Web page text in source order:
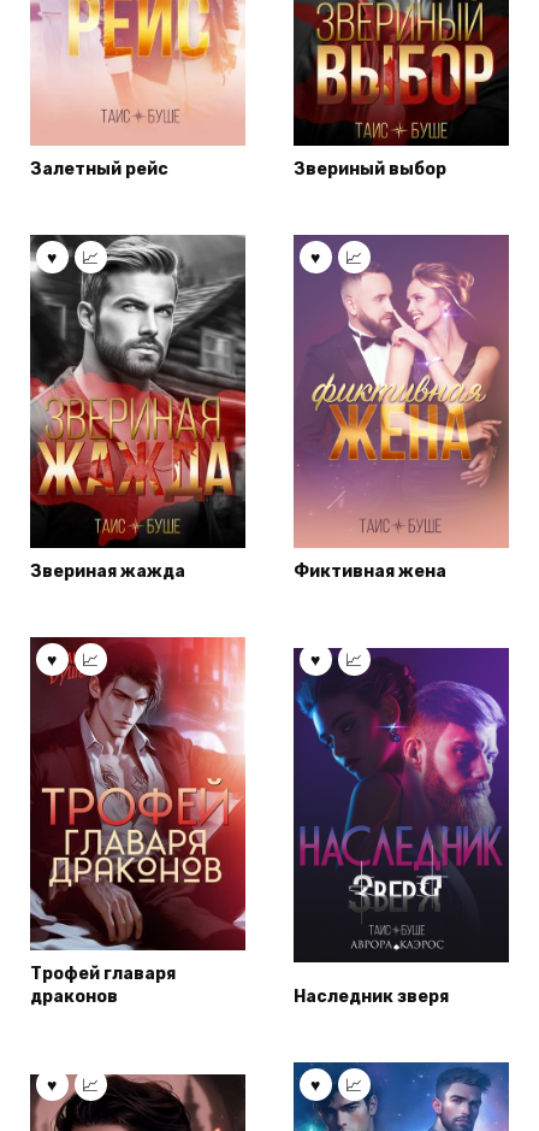
Залетный рейс Звериный выбор
Звериная жажда Фиктивная жена
Трофей главаря
драконов
Наследник зверя